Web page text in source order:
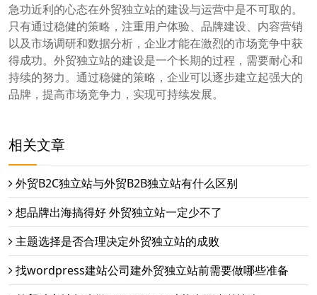
急功近利的心态在外贸独立站的建设与运营中是不可取的。
只有通过稳健的策略，注重用户体验、品牌建设、内容营销
以及市场调研和数据分析，企业才能在激烈的市场竞争中获
得成功。外贸独立站的建设是一个长期的过程，需要耐心和
持续的努力。通过稳健的策略，企业可以逐步建立起强大的
品牌，提高市场竞争力，实现可持续发展。
相关文章
外贸B2C独立站与外贸B2B独立站有什么区别
想品牌出海搞得好 外贸独立站一定少不了
主题选择是否合理决定外贸独立站的成败
找wordpress建站公司建外贸独立站前需要做哪些准备